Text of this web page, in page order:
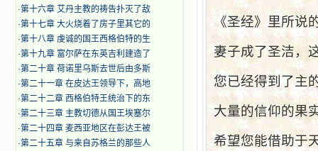
·第十六章 艾丹主教的祷告扑灭了敌
·第十七章 大火烧着了房子里其它的
·第十八章 虔诚的国王西格伯特的生
·第十九章 富尔萨在东英吉利建造了
·第二十章 荷诺里乌斯去世后由多斯
·第二十一章 在皮达王领导下，高地
·第二十二章 西格伯特王统治下的东
·第二十三章 主教切德从国王埃塞尔
·第二十四章 麦西亚地区在彭达王被
·第二十五章 与来自苏格兰的那些人
《圣经》里所说
妻子成了圣洁，
您已经得到了主
大量的信仰的果
希望您能借助于